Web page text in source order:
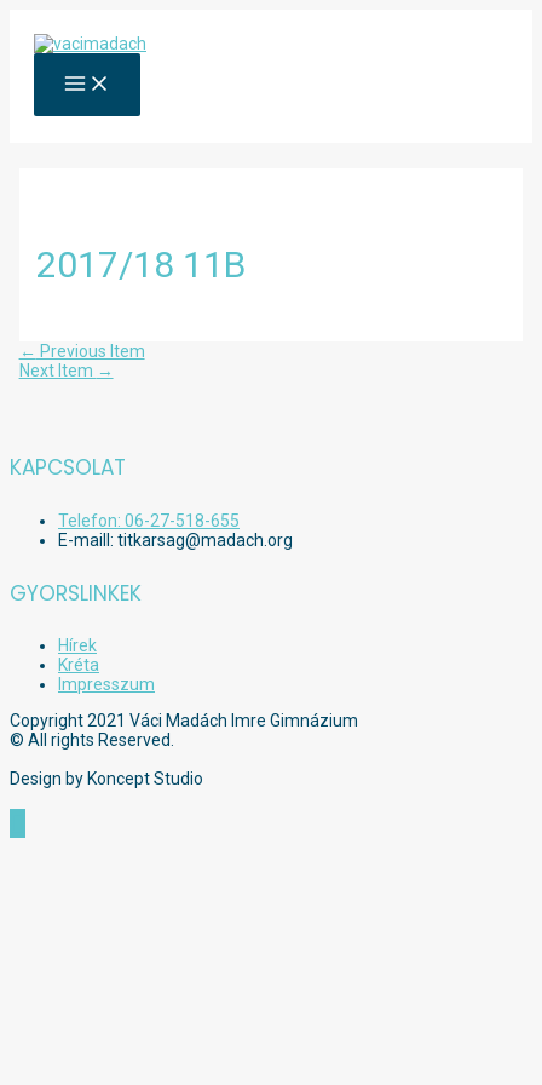
content
MAIN
MENU
2017/18 11B
Bejegyzés
navigáció
← Previous Item
Next Item →
KAPCSOLAT
Telefon: 06-27-518-655
E-maill: titkarsag@madach.org
GYORSLINKEK
Hírek
Kréta
Impresszum
Copyright 2021 Váci Madách Imre Gimnázium
© All rights Reserved.
Design by Koncept Studio
Scroll
to